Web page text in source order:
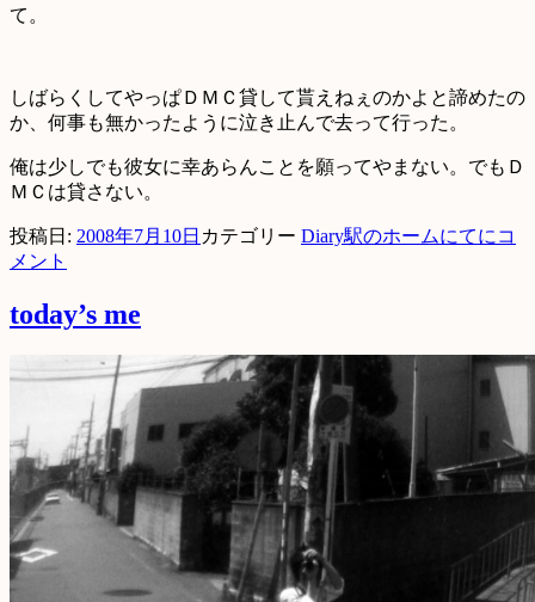
て。
しばらくしてやっぱＤＭＣ貸して貰えねぇのかよと諦めたの
か、何事も無かったように泣き止んで去って行った。
俺は少しでも彼女に幸あらんことを願ってやまない。でもＤ
ＭＣは貸さない。
投稿日: 2008年7月10日 カテゴリー Diary駅のホームにてに コ
メント
today’s me